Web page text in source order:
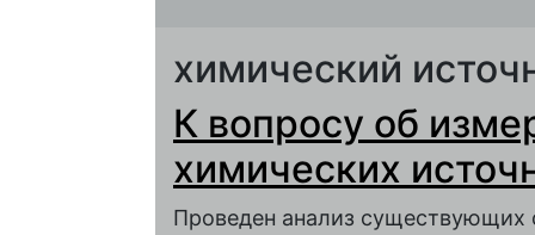
химический
К вопросу об
химических
Проведен анализ существующих